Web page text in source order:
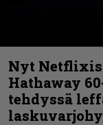
Nyt
Hathaway
tehdyssä